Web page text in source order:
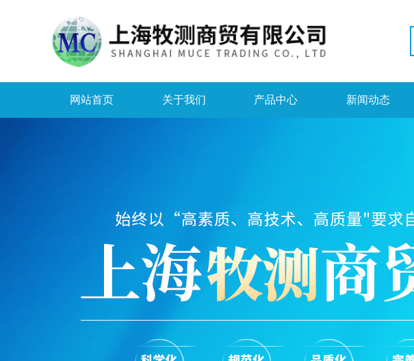
网站首页 关于我们 产品中心 新闻动态